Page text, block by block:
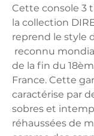
Cette console 3
la collection
reprend le style
reconnu
de la fin du
France. Cette
caractérise par
sobres et
réhaussées de